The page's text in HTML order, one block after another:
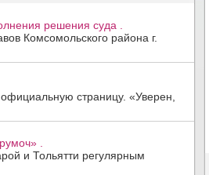
решения суда .
Комсомольского района г.
страницу. «Уверен,
.
и Тольятти регулярным